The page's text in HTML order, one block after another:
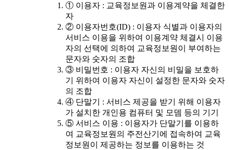
① 이용자 : 교육정보원과 이용계약을 체결한
자
② 이용자번호(ID) : 이용자 식별과 이용자의
서비스 이용을 위하여 이용계약 체결시 이용
자의 선택에 의하여 교육정보원이 부여하는
문자와 숫자의 조합
③ 비밀번호 : 이용자 자신의 비밀을 보호하
기 위하여 이용자 자신이 설정한 문자와 숫자
의 조합
④ 단말기 : 서비스 제공을 받기 위해 이용자
가 설치한 개인용 컴퓨터 및 모뎀 등의 기기
⑤ 서비스 이용 : 이용자가 단말기를 이용하
여 교육정보원의 주전산기에 접속하여 교육
정보원이 제공하는 정보를 이용하는 것